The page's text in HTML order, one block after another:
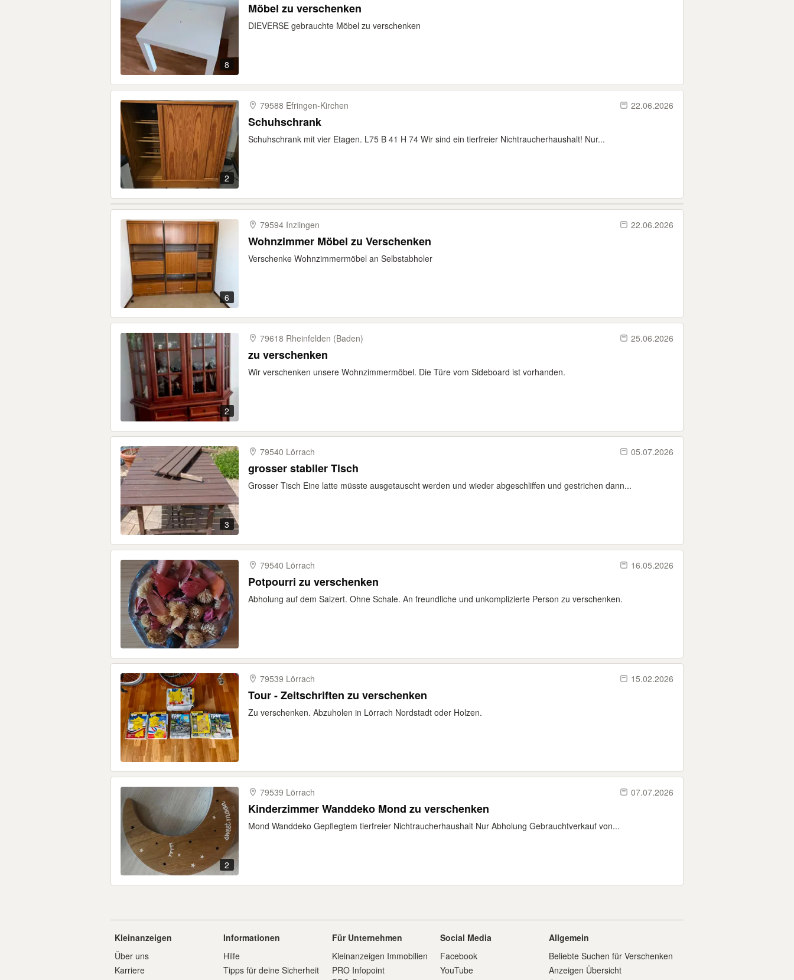
8
Möbel zu verschenken
DIEVERSE gebrauchte Möbel zu verschenken
2
79588 Efringen-​Kirchen 22.06.2026
Schuhschrank
Schuhschrank mit vier Etagen. L75 B 41 H 74 Wir sind ein tierfreier Nichtraucherhaushalt! Nur...
6
79594 Inzlingen 22.06.2026
Wohnzimmer Möbel zu Verschenken
Verschenke Wohnzimmermöbel an Selbstabholer
2
79618 Rheinfelden (Baden) 25.06.2026
zu verschenken
Wir verschenken unsere Wohnzimmermöbel. Die Türe vom Sideboard ist vorhanden.
3
79540 Lörrach 05.07.2026
grosser stabiler Tisch
Grosser Tisch Eine latte müsste ausgetauscht werden und wieder abgeschliffen und gestrichen dann...
79540 Lörrach 16.05.2026
Potpourri zu verschenken
Abholung auf dem Salzert. Ohne Schale. An freundliche und unkomplizierte Person zu verschenken.
79539 Lörrach 15.02.2026
Tour - Zeitschriften zu verschenken
Zu verschenken. Abzuholen in Lörrach Nordstadt oder Holzen.
2
79539 Lörrach 07.07.2026
Kinderzimmer Wanddeko Mond zu verschenken
Mond Wanddeko Gepflegtem tierfreier Nichtraucherhaushalt Nur Abholung Gebrauchtverkauf von...
Kleinanzeigen
Über uns
Karriere
Informationen
Hilfe
Tipps für deine Sicherheit
Für Unternehmen
Kleinanzeigen Immobilien
PRO Infopoint
Social Media
Facebook
YouTube
Allgemein
Beliebte Suchen für Verschenken
Anzeigen Übersicht